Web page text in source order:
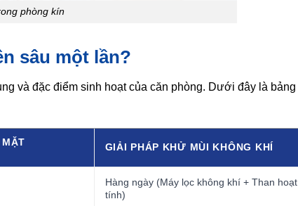
phòng kín
sâu một lần?
và đặc điểm sinh hoạt của căn phòng. Dưới đây là bảng
GIẢI PHÁP KHỬ MÙI KHÔNG KHÍ
Hàng ngày (Máy lọc không khí + Than hoạt
tính)